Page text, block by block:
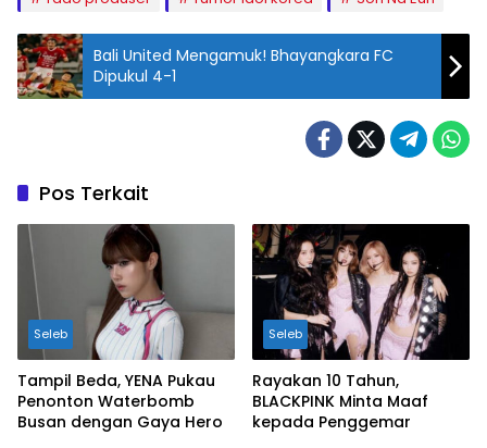
Bali United Mengamuk! Bhayangkara FC
Dipukul 4-1
Pos Terkait
Seleb
Tampil Beda, YENA Pukau
Penonton Waterbomb
Busan dengan Gaya Hero
Seleb
Rayakan 10 Tahun,
BLACKPINK Minta Maaf
kepada Penggemar